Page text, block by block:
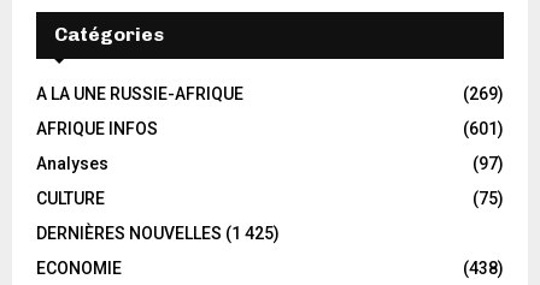
Catégories
A LA UNE RUSSIE-AFRIQUE
(269)
AFRIQUE INFOS
(601)
Analyses
(97)
CULTURE
(75)
DERNIÈRES NOUVELLES (1 425)
ECONOMIE
(438)